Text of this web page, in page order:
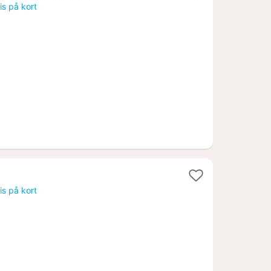
på kort
på kort